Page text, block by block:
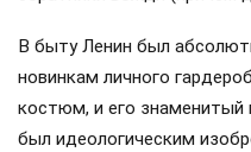
В быту Ленин был
новинкам личного
костюм, и его знаменитый
был идеологическим